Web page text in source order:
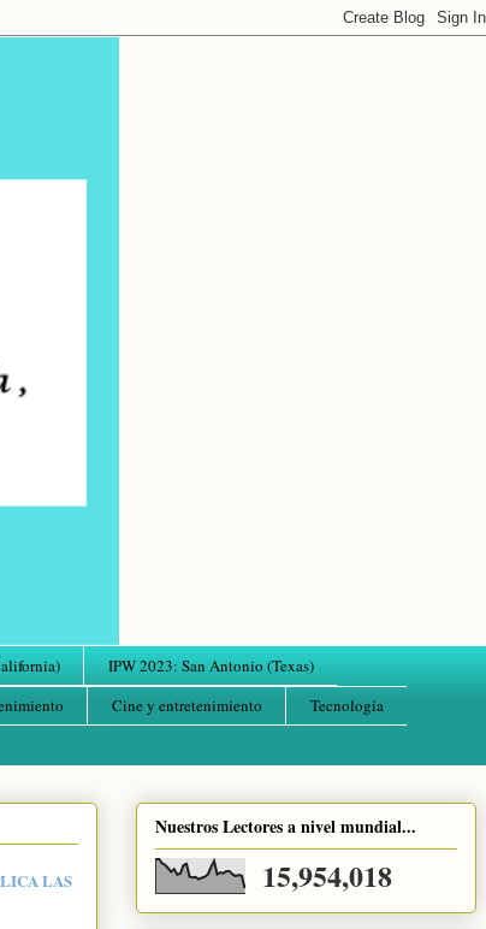
IPW 2023: San Antonio (Texas)
Cine y entretenimiento
Tecnología
LAS
Nuestros Lectores a nivel mundial...
15,954,018